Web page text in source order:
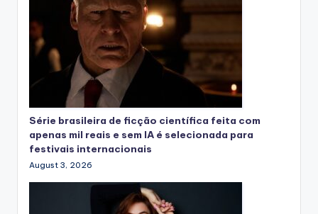
Série brasileira de ficção científica feita com
apenas mil reais e sem IA é selecionada para
festivais internacionais
August 3, 2026